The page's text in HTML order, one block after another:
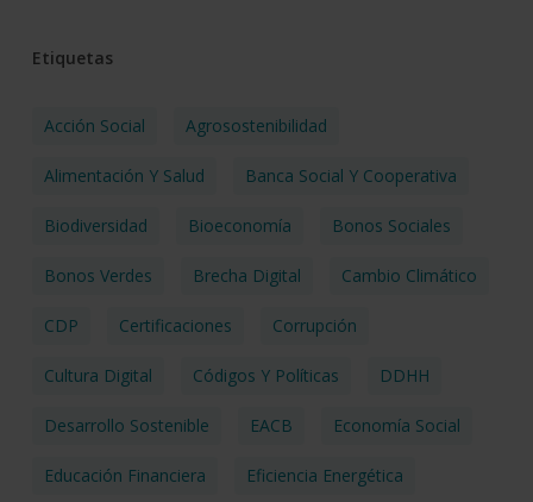
Etiquetas
Acción Social Agrosostenibilidad
Alimentación Y Salud Banca Social Y Cooperativa
Biodiversidad Bioeconomía Bonos Sociales
Bonos Verdes Brecha Digital Cambio Climático
CDP Certificaciones Corrupción
Cultura Digital Códigos Y Políticas DDHH
Desarrollo Sostenible EACB Economía Social
Educación Financiera Eficiencia Energética